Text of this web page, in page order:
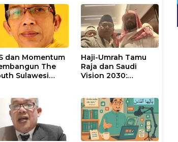
dan Momentum
The
Sulawesi
Haji-Umrah Tamu
Raja dan Saudi
Vision 2030:
Kepemimpinan
Dunia Islam